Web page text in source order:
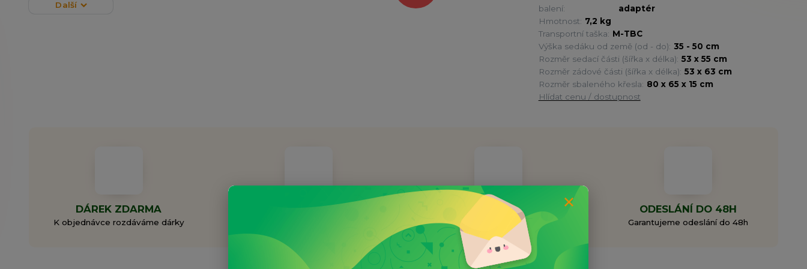
Další
balení:
adaptér
Hmotnost: 7,2 kg
Transportní taška: M-TBC
Výška sedáku od země (od - do): 35 - 50 cm
Rozměr sedací části (šířka x délka): 53 x 55 cm
Rozměr zádové části (šířka x délka): 53 x 63 cm
Rozměr sbaleného křesla: 80 x 65 x 15 cm
Hlídat cenu / dostupnost
DÁREK ZDARMA
K objednávce rozdáváme dárky
ZALOŽENO ROKU 2014 Doprava ZDARMA
Při objednávce nad 1000 Kč
ODESLÁNÍ DO 48H
Garantujeme odeslání do 48h